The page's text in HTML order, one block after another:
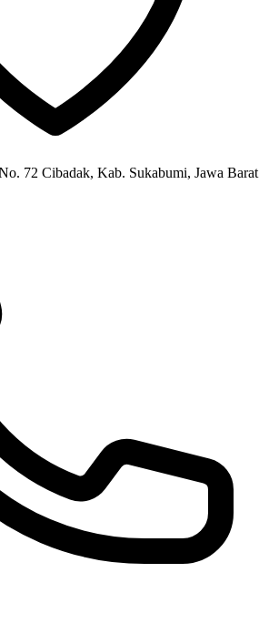
72 Cibadak, Kab. Sukabumi, Jawa Barat